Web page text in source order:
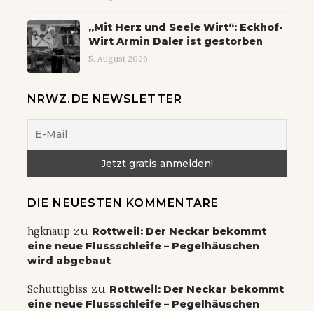
„Mit Herz und Seele Wirt“: Eckhof-
Wirt Armin Daler ist gestorben
5. August 2026
NRWZ.DE NEWSLETTER
DIE NEUESTEN KOMMENTARE
hgknaup zu Rottweil: Der Neckar bekommt
eine neue Flussschleife – Pegelhäuschen
wird abgebaut
Schuttigbiss zu Rottweil: Der Neckar bekommt
eine neue Flussschleife – Pegelhäuschen